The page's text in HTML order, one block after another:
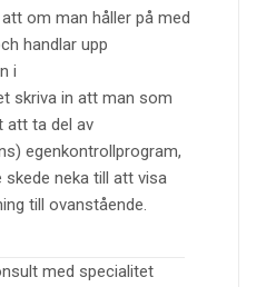
om man håller på med
handlar upp
i
skriva in att man som
att ta del av
egenkontrollprogram,
skede neka till att visa
till ovanstående.
med specialitet